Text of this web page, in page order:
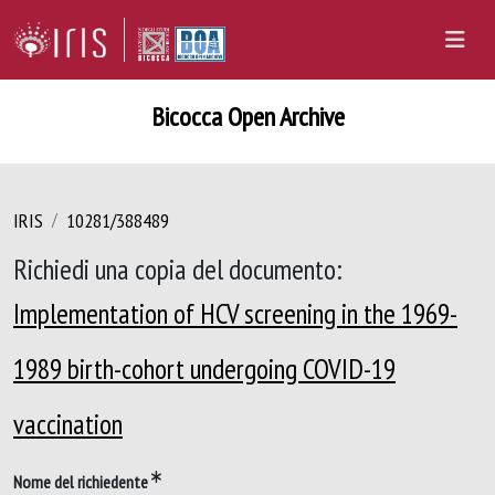
Bicocca Open Archive
IRIS 10281/388489
Richiedi una copia del documento:
Implementation of HCV screening in the 1969-
1989 birth-cohort undergoing COVID-19
vaccination
Nome del richiedente